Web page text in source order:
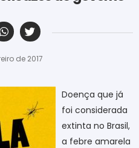
de 2017
Doença que já
foi considerada
extinta no Brasil,
a febre amarela